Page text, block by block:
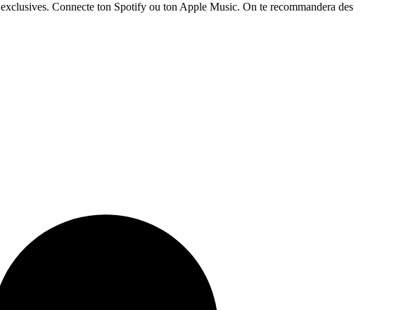
Connecte ton Spotify ou ton Apple Music. On te recommandera des